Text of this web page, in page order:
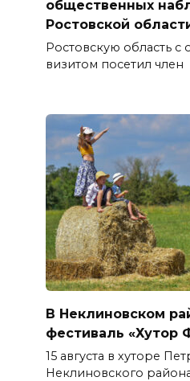
общественных
Ростовской
Ростовскую область
визитом посетил член
В Неклиновском
фестиваль «Хутор
15 августа в хуторе
Неклиновского